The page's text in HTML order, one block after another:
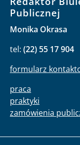
Publicznej
Monika Okrasa
tel: (22) 55 17 904
formularz
praca
praktyki
zamówienia